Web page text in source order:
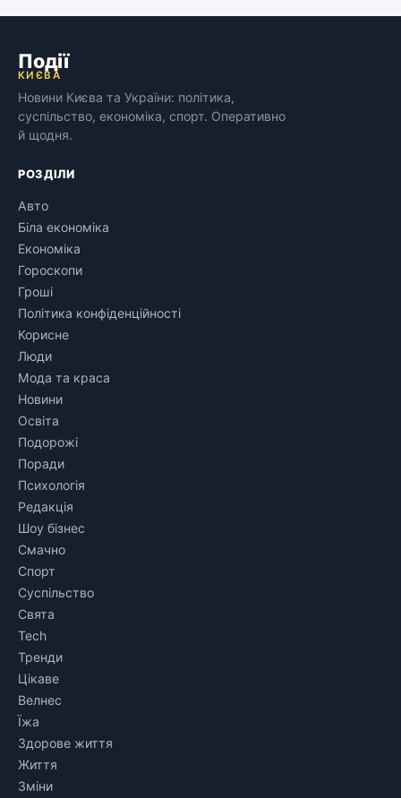
Події
КИЄВА
Новини Києва та України: політика,
суспільство, економіка, спорт. Оперативно
й щодня.
РОЗДІЛИ
Авто
Біла економіка
Економіка
Гороскопи
Гроші
Політика конфіденційності
Корисне
Люди
Мода та краса
Новини
Освіта
Подорожі
Поради
Психологія
Редакція
Шоу бізнес
Смачно
Спорт
Суспільство
Свята
Tech
Тренди
Цікаве
Велнес
Їжа
Здорове життя
Життя
Зміни